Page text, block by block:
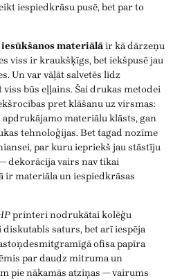
iespiedkrāsu pusē, bet par to
materiālāir kā dārzeņu
viss ir kraukšķīgs, bet iekšpusē jau
Un var vāļāt salvetēs līdz
viss būs eļļains. Šai drukas metodei
pret klāšanu uz virsmas:
materiālu klāsts, gan
tehnoloģijas. Bet tagad nozīme
par kuru iepriekš jau stāstīju
dekorācija vairs nav tikai
ir materiāla un iespiedkrāsas
printeri nodrukātai kolēģu
saturs, bet arī iespēja
ofisa papīra
par daudz mitruma un
pie nākamās atziņas — vairums